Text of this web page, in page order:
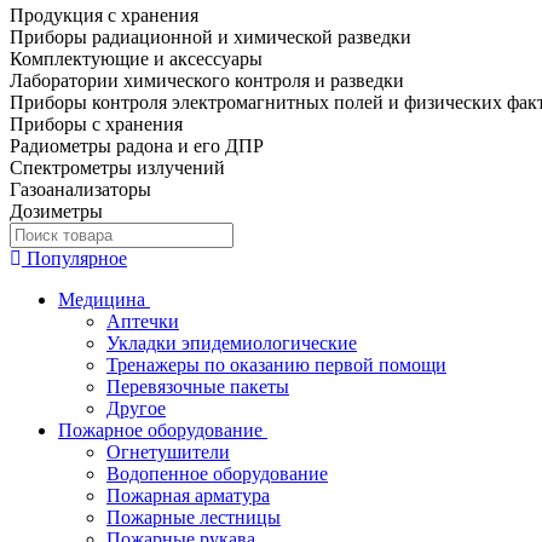
Продукция с хранения
Приборы радиационной и химической разведки
Комплектующие и аксессуары
Лаборатории химического контроля и разведки
Приборы контроля электромагнитных полей и физических
Приборы с хранения
Радиометры радона и его ДПР
Спектрометры излучений
Газоанализаторы
Дозиметры
Популярное
Медицина
Аптечки
Укладки эпидемиологические
Тренажеры по оказанию первой помощи
Перевязочные пакеты
Другое
Пожарное оборудование
Огнетушители
Водопенное оборудование
Пожарная арматура
Пожарные лестницы